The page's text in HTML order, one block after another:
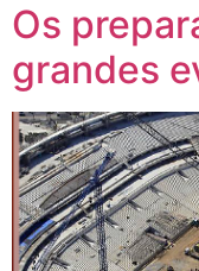
Os
grandes